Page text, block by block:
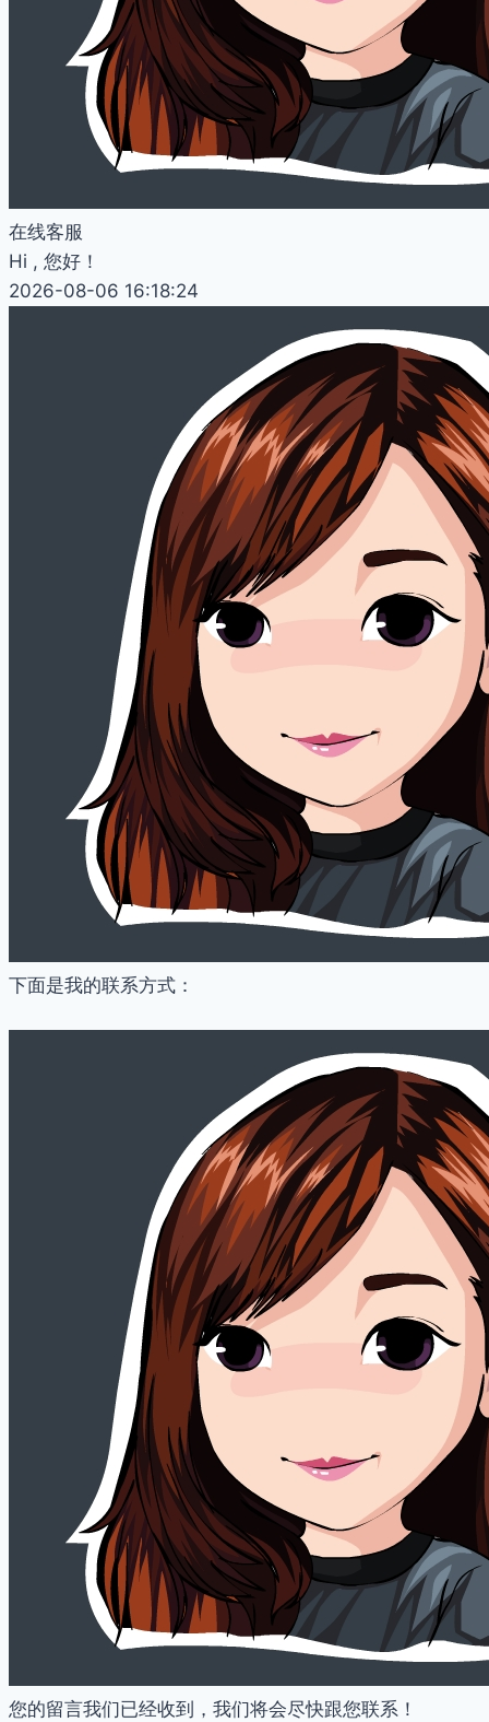
在线客服
Hi , 您好！
2026-08-06 16:18:24
下面是我的联系方式：
您的留言我们已经收到，我们将会尽快跟您联系！